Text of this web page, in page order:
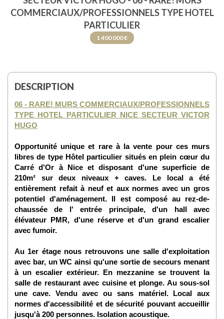
COMMERCIAUX/PROFESSIONNELS TYPE HOTEL
PARTICULIER
1 400 000 €
DESCRIPTION
06 - RARE! MURS COMMERCIAUX/PROFESSIONNELS
TYPE HOTEL PARTICULIER NICE SECTEUR VICTOR
HUGO
Opportunité unique et rare à la vente pour ces murs
libres de type Hôtel particulier situés en plein cœur du
Carré d'Or à Nice et disposant d'une superficie de
210m² sur deux niveaux + caves. Le local a été
entièrement refait à neuf et aux normes avec un gros
potentiel d'aménagement. Il est composé au rez-de-
chaussée de l' entrée principale, d'un hall avec
élévateur PMR, d'une réserve et d'un grand escalier
avec fumoir.
Au 1er étage nous retrouvons une salle d'exploitation
avec bar, un WC ainsi qu'une sortie de secours menant
à un escalier extérieur. En mezzanine se trouvent la
salle de restaurant avec cuisine et plonge. Au sous-sol
une cave. Vendu avec ou sans matériel. Local aux
normes d'accessibilité et de sécurité pouvant accueillir
jusqu'à 200 personnes. Isolation acoustique.